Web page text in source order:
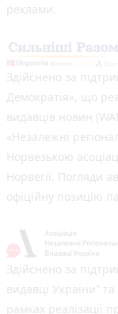
реклами.
Здійснено за
Демократія», що
видавців новин
«Незалежні
Норвезькою
Норвегії. Погляди
офіційну позицію
Здійснено за
видавці України”
рамках реалізації